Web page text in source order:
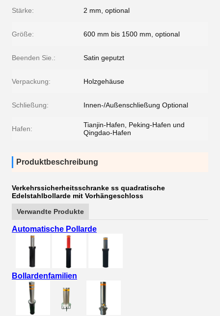
Stärke: 2 mm, optional
Größe: 600 mm bis 1500 mm, optional
Beenden Sie.: Satin geputzt
Verpackung: Holzgehäuse
Schließung: Innen-/Außenschließung Optional
Hafen:
Tianjin-Hafen, Peking-Hafen und
Qingdao-Hafen
Produktbeschreibung
Verkehrssicherheitsschranke ss quadratische
Edelstahlbollarde mit Vorhängeschloss
Verwandte Produkte
Automatische Pollarde
Bollardenfamilien